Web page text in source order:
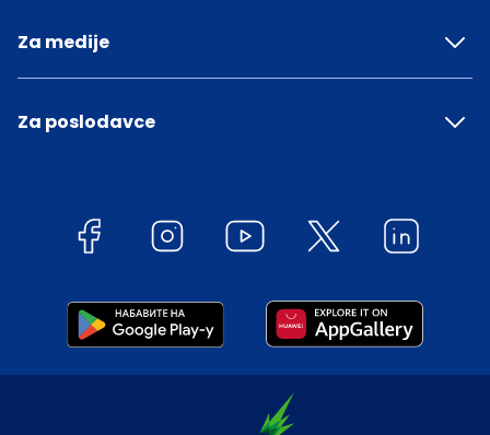
Za medije
Za poslodavce